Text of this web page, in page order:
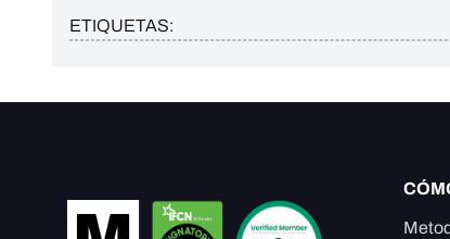
ETIQUETAS: